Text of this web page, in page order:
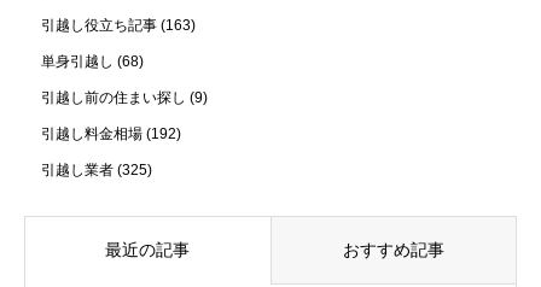
引越し役立ち記事 (163)
単身引越し (68)
引越し前の住まい探し (9)
引越し料金相場 (192)
引越し業者 (325)
最近の記事 おすすめ記事